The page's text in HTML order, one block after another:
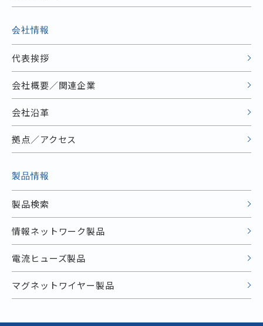
会社情報
代表挨拶
会社概要／関連企業
会社沿革
拠点／アクセス
製品情報
製品検索
情報ネットワーク製品
電流ヒューズ製品
マグネットワイヤー製品